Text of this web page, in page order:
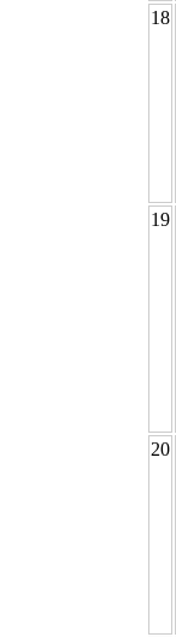
18
19
20